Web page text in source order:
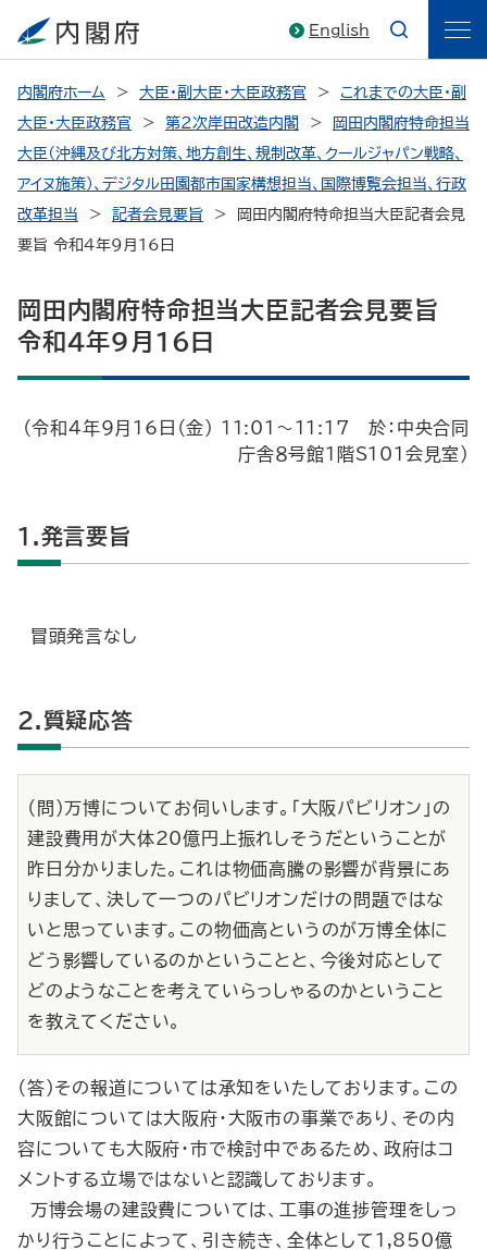
English
内閣府ホーム 大臣・副大臣・大臣政務官
これまでの大臣・副
大臣・大臣政務官
第2次岸田改造内閣
岡田内閣府特命担当
大臣（沖縄及び北方対策、地方創生、規制改革、クールジャパン戦略、
アイヌ施策）、デジタル田園都市国家構想担当、国際博覧会担当、行政
改革担当
記者会見要旨
岡田内閣府特命担当大臣記者会見
要旨 令和4年9月16日
岡田内閣府特命担当大臣記者会見要旨
令和4年9月16日
（令和4年9月16日（金） 11:01～11:17 於：中央合同
庁舎８号館１階S101会見室）
1.発言要旨
冒頭発言なし
2.質疑応答
（問）万博についてお伺いします。「大阪パビリオン」の
建設費用が大体20億円上振れしそうだということが
昨日分かりました。これは物価高騰の影響が背景にあ
りまして、決して一つのパビリオンだけの問題ではな
いと思っています。この物価高というのが万博全体に
どう影響しているのかということと、今後対応として
どのようなことを考えていらっしゃるのかということ
を教えてください。
（答）その報道については承知をいたしております。この
大阪館については大阪府・大阪市の事業であり、その内
容についても大阪府・市で検討中であるため、政府はコ
メントする立場ではないと認識しております。
万博会場の建設費については、工事の進捗管理をしっ
かり行うことによって、引き続き、全体として1,850億